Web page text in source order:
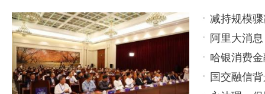
减持规模
持，还有
阿里大消
哈银消费
国交融信